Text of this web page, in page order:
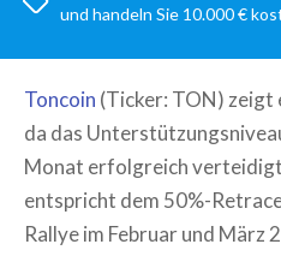
und handeln Sie 10.000 €
Toncoin (Ticker: TON) zeigt
da das
Monat erfolgreich
entspricht dem 50%-
Rallye im Februar und März